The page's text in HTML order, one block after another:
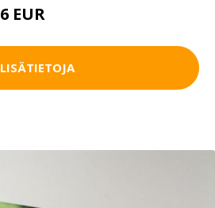
6 EUR
LISÄTIETOJA